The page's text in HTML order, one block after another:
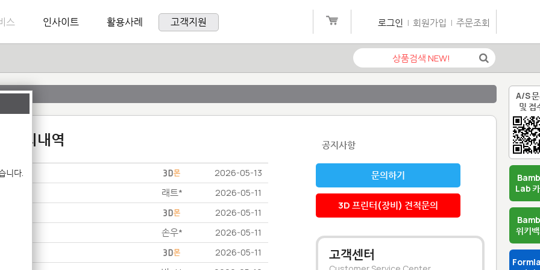
A/S
및 접
Lab
위키
스 인사이트 활용사례 고객지원 로그인 | 회원가입 | 주문조회
문의내역
2026-05-13
래트*
2026-05-11
2026-05-11
손우*
2026-05-11
2026-05-11
공지사항
문의하기
3D 프린터(장비) 견적문의
고객센터
니다.